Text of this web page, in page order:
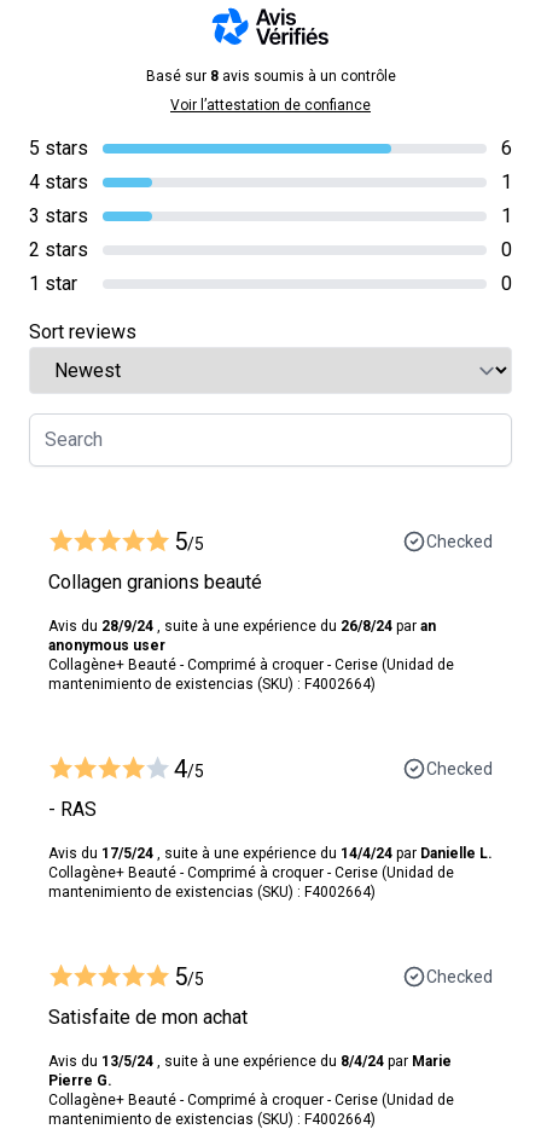
Basé sur 8avis soumis à un contrôle
Voir l’attestation de confiance
5 stars
6
4 stars
1
3 stars
1
2 stars
0
1 star
0
Sort reviews
5/5 Checked
Collagen granions beauté
Avis du 28/9/24 , suite à une expérience du 26/8/24 par an
anonymous user
Collagène+ Beauté - Comprimé à croquer - Cerise (Unidad de
mantenimiento de existencias (SKU) : F4002664)
4/5 Checked
- RAS
Avis du 17/5/24 , suite à une expérience du 14/4/24 par Danielle L.
Collagène+ Beauté - Comprimé à croquer - Cerise (Unidad de
mantenimiento de existencias (SKU) : F4002664)
5/5 Checked
Satisfaite de mon achat
Avis du 13/5/24 , suite à une expérience du 8/4/24 par Marie
Pierre G.
Collagène+ Beauté - Comprimé à croquer - Cerise (Unidad de
mantenimiento de existencias (SKU) : F4002664)